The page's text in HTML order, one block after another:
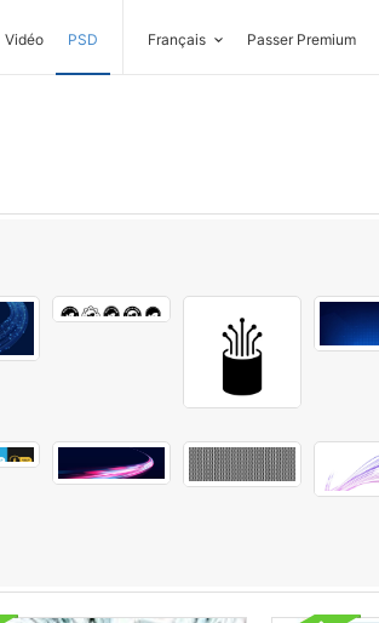
Vidéo PSD Français Passer Premium